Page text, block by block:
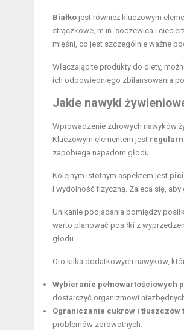
Białko jest również kluczowym
strączkowe, m.in. soczewica i
mięśni, co jest szczególnie ważne
Włączając te produkty do diety,
ich odpowiedniego zbilansowania
Jakie nawyki
Wprowadzenie zdrowych nawyków
Kluczowym elementem jest
zapobiega napadom głodu.
Kolejnym istotnym aspektem jest
i wydolność fizyczną. Zaleca się,
Unikanie podjadania pomiędzy
warto planować posiłki z
głodu.
Oto kilka dodatkowych nawyków,
Wybieranie pełnowartościowych
dostarczyć organizmowi
Ograniczanie cukrów i tłuszczów
problemów zdrowotnych.